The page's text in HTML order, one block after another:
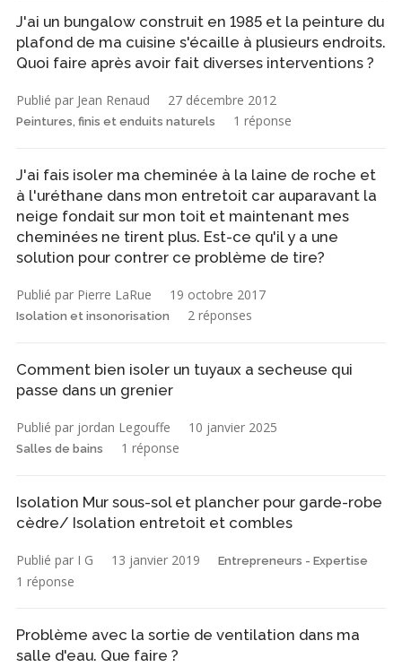
J'ai un bungalow construit en 1985 et la peinture du
plafond de ma cuisine s'écaille à plusieurs endroits.
Quoi faire après avoir fait diverses interventions ?
Publié par Jean Renaud 27 décembre 2012
Peintures, finis et enduits naturels 1 réponse
J'ai fais isoler ma cheminée à la laine de roche et
à l'uréthane dans mon entretoit car auparavant la
neige fondait sur mon toit et maintenant mes
cheminées ne tirent plus. Est-ce qu'il y a une
solution pour contrer ce problème de tire?
Publié par Pierre LaRue 19 octobre 2017
Isolation et insonorisation 2 réponses
Comment bien isoler un tuyaux a secheuse qui
passe dans un grenier
Publié par jordan Legouffe 10 janvier 2025
Salles de bains 1 réponse
Isolation Mur sous-sol et plancher pour garde-robe
cèdre/ Isolation entretoit et combles
Publié par I G 13 janvier 2019 Entrepreneurs - Expertise
1 réponse
Problème avec la sortie de ventilation dans ma
salle d'eau. Que faire ?